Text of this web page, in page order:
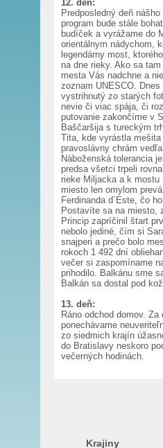
12. deň:
Predposledný deň
program bude stále
budíček a vyrážame do
orientálnym nádychom,
legendárny most,
na dne rieky. Ako sa
mesta Vás nadchne a
zoznam UNESCO.
vystrihnutý zo starých
nevie či viac spája, či
putovanie zakončíme v
Baščaršija s tureckým
Tita, kde vyrástla mešita
pravoslávny chrám
Náboženská tolerancia
predsa všetci trpeli
rieke Miljacka a k mostu
miesto len omylom
Ferdinanda d´Este, čo
Postavíte sa na miesto,
Princip zapríčinil štart
nebolo jediné, čím si
snajperi a prečo bolo
rokoch 1 492 dní
večer si zaspomíname
prihodilo. Balkánu sme
Balkán sa dostal pod
13. deň:
Ráno odchod domov. Za
ponechávame
zo siedmich krajín
do Bratislavy neskoro
večerných hodinách.
Krajiny